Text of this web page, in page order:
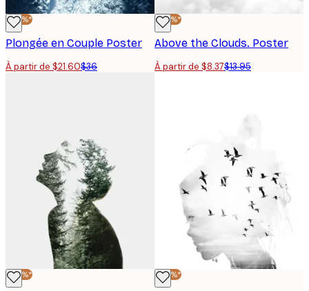
-40%*
Plongée en Couple Poster
À partir de $21.60$36
-40%*
Above the Clouds. Poster
À partir de $8.37$13.95
-40%* -40%*